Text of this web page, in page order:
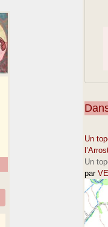
Un
Un
par